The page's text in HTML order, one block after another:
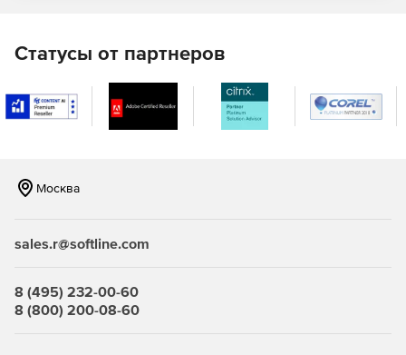
Статусы от партнеров
Москва
sales.r@softline.com
8 (495) 232-00-60
8 (800) 200-08-60